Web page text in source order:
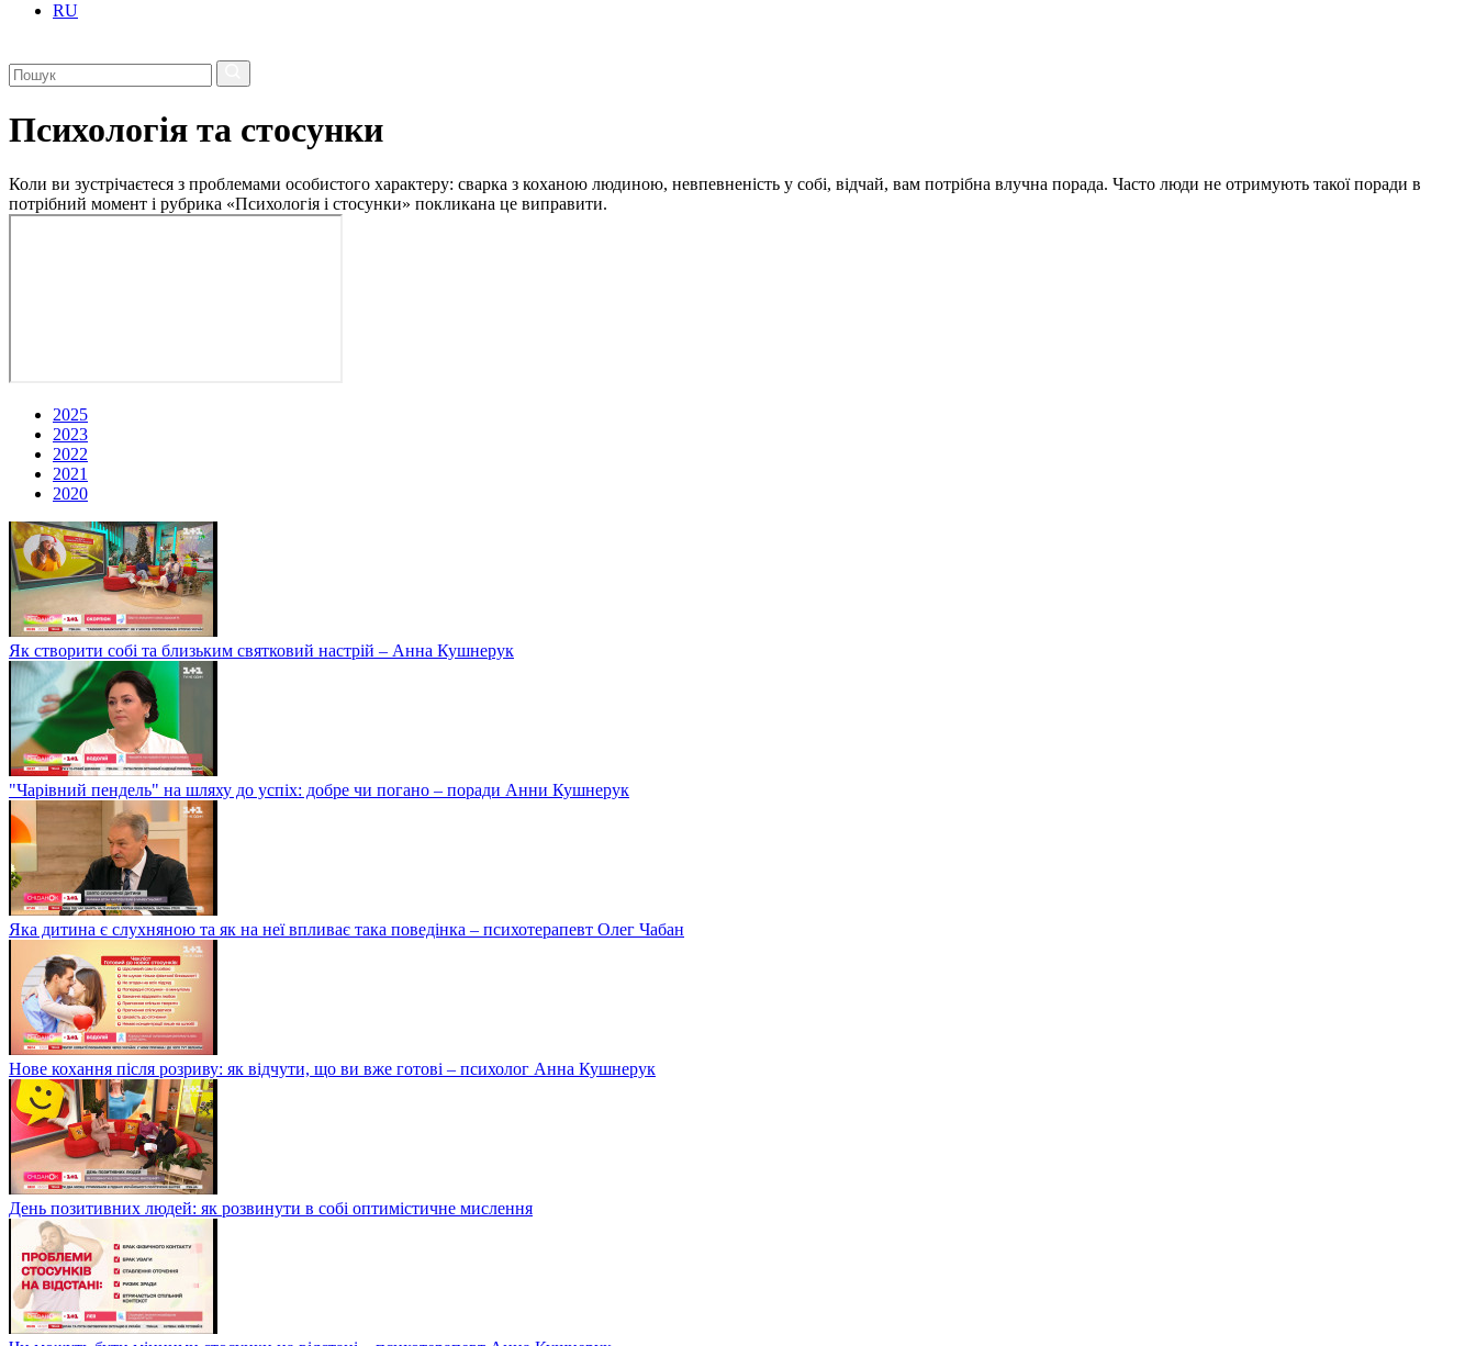
RU
Психологія та стосунки
Коли ви зустрічаєтеся з проблемами особистого характеру: сварка з коханою людиною, невпевненість у собі, відчай, вам потрібна влучна порада. Часто люди не отримують такої поради в
потрібний момент і рубрика «Психологія і стосунки» покликана це виправити.
2025
2023
2022
2021
2020
Як створити собі та близьким святковий настрій – Анна Кушнерук
"Чарівний пендель" на шляху до успіх: добре чи погано – поради Анни Кушнерук
Яка дитина є слухняною та як на неї впливає така поведінка – психотерапевт Олег Чабан
Нове кохання після розриву: як відчути, що ви вже готові – психолог Анна Кушнерук
День позитивних людей: як розвинути в собі оптимістичне мислення